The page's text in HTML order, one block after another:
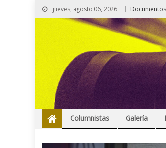
jueves, agosto 06, 2026
Columnistas Galería